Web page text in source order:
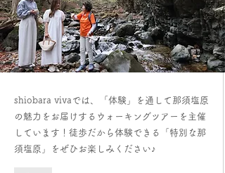
shiobara vivaでは、「体験」を通して那須塩原
の魅力をお届けするウォーキングツアーを主催
しています！徒歩だから体験できる「特別な那
須塩原」をぜひお楽しみください♪